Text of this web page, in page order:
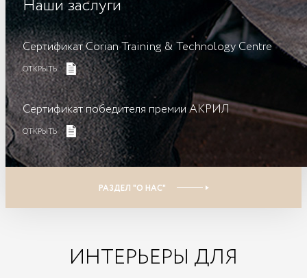
Наши заслуги
Сертификат Corian Training & Technology Centre
ОТКРЫТЬ
Сертификат победителя премии АКРИЛ
ОТКРЫТЬ
РАЗДЕЛ "О НАС"
ИНТЕРЬЕРЫ ДЛЯ